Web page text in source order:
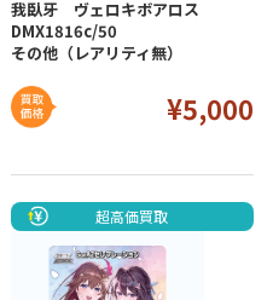
我臥牙 ヴェロキボアロス
DMX1816c/50
その他（レアリティ無）
¥5,000
超高価買取